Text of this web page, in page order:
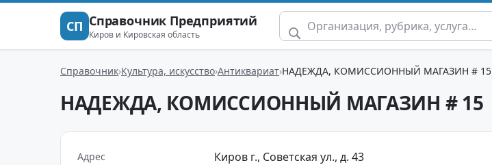
СП Справочник Предприятий
Киров и Кировская область
Справочник Культура, искусство Антиквариат НАДЕЖДА, КОМИССИОННЫЙ МАГАЗИН # 15
НАДЕЖДА, КОМИССИОННЫЙ МАГАЗИН # 15
Адрес Киров г., Советская ул., д. 43